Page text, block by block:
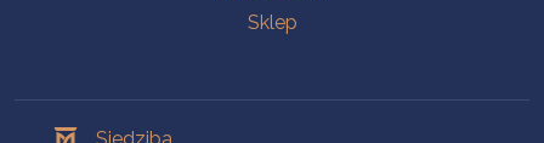
Sklep
Siedziba